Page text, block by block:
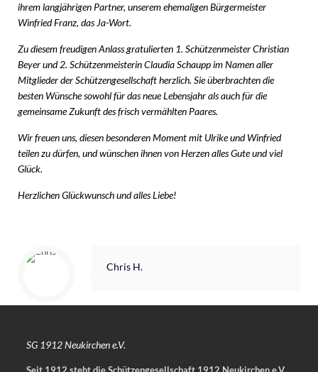
ihrem langjährigen Partner, unserem ehemaligen Bürgermeister
Winfried Franz, das Ja-Wort.
Zu diesem freudigen Anlass gratulierten 1. Schützenmeister Christian
Beyer und 2. Schützenmeisterin Claudia Schaupp im Namen aller
Mitglieder der Schützengesellschaft herzlich. Sie überbrachten die
besten Wünsche sowohl für das neue Lebensjahr als auch für die
gemeinsame Zukunft des frisch vermählten Paares.
Wir freuen uns, diesen besonderen Moment mit Ulrike und Winfried
teilen zu dürfen, und wünschen ihnen von Herzen alles Gute und viel
Glück.
Herzlichen Glückwunsch und alles Liebe!
Chris H.
SG 1912 Neukirchen e.V.